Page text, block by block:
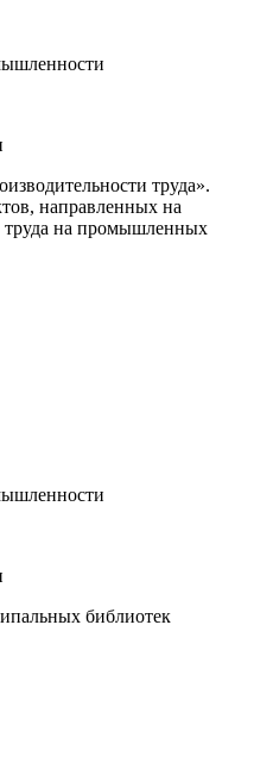
труда».
направленных на
труда на промышленных
библиотек